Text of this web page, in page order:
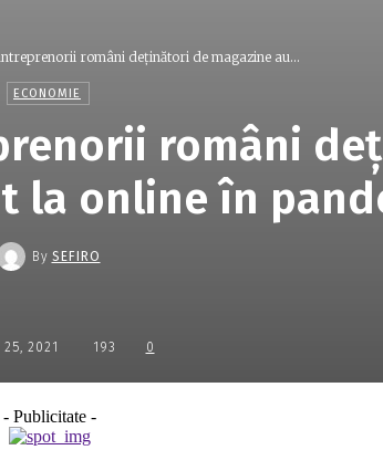
români deținători de magazine au...
ECONOMIE
români
la online în
By SEFIRO
25, 2021 193 0
- Publicitate -